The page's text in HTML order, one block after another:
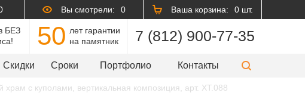
Вы смотрели: 0 Ваша корзина: 0 шт.
БЕЗ
50 лет гарантии
на памятник
7 (812) 900-77-35
Скидки Сроки Портфолио Контакты
храм с куполами, вертикальная композиция, арт. XT.088